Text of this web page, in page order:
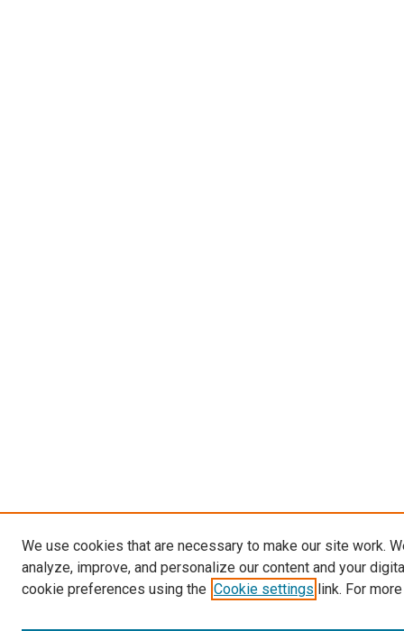
We use cookies that are necessary to make our site work.
analyze, improve, and personalize our content and your
cookie preferences using the Cookie settings link. For